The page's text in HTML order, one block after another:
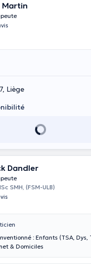
Martin
Liège
Dandler
SMH, (FSM-ULB)
: Enfants (TSA, Dys,
& Domiciles